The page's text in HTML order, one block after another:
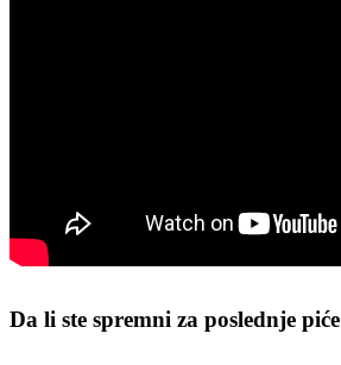
Da li ste spremni za poslednje piće